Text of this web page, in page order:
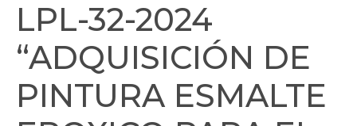
LPL-32-2024
“ADQUISICIÓN DE
PINTURA ESMALTE